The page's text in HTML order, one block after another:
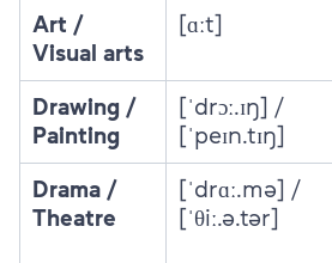
Art /
Visual arts
[ɑːt]
Drawing /
Painting
[ˈdrɔː.ɪŋ] /
[ˈpeɪn.tɪŋ]
Drama /
Theatre
[ˈdrɑː.mə] /
[ˈθiː.ə.tər]